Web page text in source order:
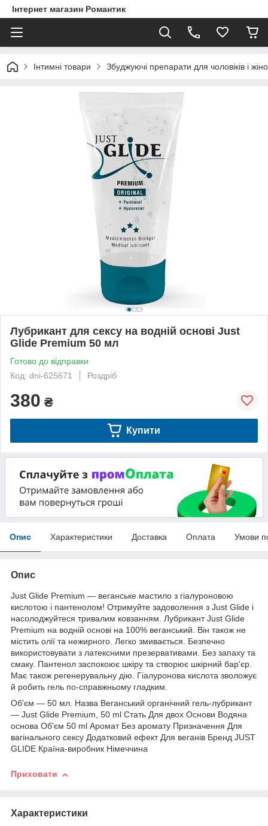
Інтернет магазин Романтик
Інтимні товари Збуджуючі препарати для чоловіків і
Лубрикант для сексу на водній основі Just
Glide Premium 50 мл
Готово до відправки
Код: dni-625671
Роздріб
380 ₴
Купити
Опис Характеристики Доставка Оплата Умови
Опис
Just Glide Premium — веганське мастило з гіалуроновою
кислотою і пантенолом! Отримуйте задоволення з Just Glide і
насолоджуйтеся тривалим ковзанням. Лубрикант Just Glide
Premium на водній основі на 100% веганський. Він також не
містить олії та нежирного. Легко змивається. Безпечно
використовувати з латексними презервативами. Без запаху та
смаку. Пантенол заспокоює шкіру та створює шкірний бар'єр.
Має також регенерувальну дію. Гіалуронова кислота зволожує
й робить гель по-справжньому гладким.
Об'єм — 50 мл. Назва Веганський органічний гель-лубрикант
— Just Glide Premium, 50 ml Стать Для двох Основи Водяна
основа Об'єм 50 ml Аромат Без аромату Призначення Для
вагінального сексу Додатковий ефект Для веганів Бренд JUST
GLIDE Країна-виробник Німеччина
Приховати
Характеристики